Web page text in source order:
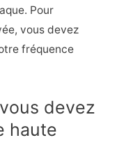
Pour
vous devez
fréquence
devez
haute